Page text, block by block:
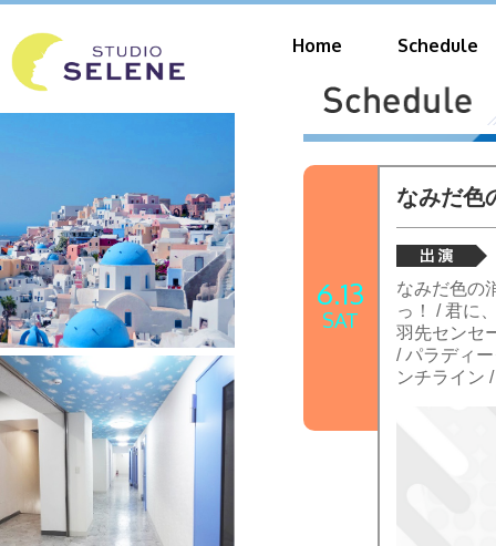
Home Schedule
6.13
SAT
なみだ
なみだ色の
っ！ / 君に
羽先センセ
/ パラディ
ンチライン